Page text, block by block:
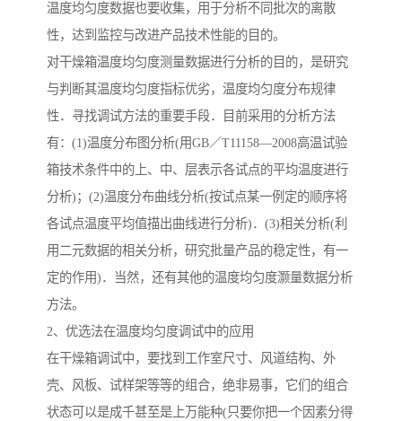
温度均匀度数据也要收集，用于分析不同批次的离散
性，达到监控与改进产品技术性能的目的。
对干燥箱温度均匀度测量数据进行分析的目的，是研究
与判断其温度均匀度指标优劣，温度均匀度分布规律
性．寻找调试方法的重要手段．目前采用的分析方法
有：(1)温度分布图分析(用GB／T11158—2008高温试验
箱技术条件中的上、中、层表示各试点的平均温度进行
分析)；(2)温度分布曲线分析(按试点某一例定的顺序将
各试点温度平均值描出曲线进行分析)．(3)相关分析(利
用二元数据的相关分析，研究批量产品的稳定性，有一
定的作用)．当然，还有其他的温度均匀度灏量数据分析
方法。
2、优选法在温度均匀度调试中的应用
在干燥箱调试中，要找到工作室尺寸、风道结构、外
壳、风板、试样架等等的组合，绝非易事，它们的组合
状态可以是成千甚至是上万能种(只要你把一个因素分得